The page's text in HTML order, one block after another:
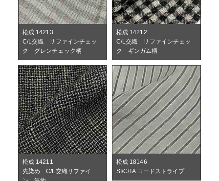
松成 14213
C/L交織 リファインチェッ
ク グレンチェック柄
松成 14212
C/L交織 リファインチェッ
ク ギンガム柄
松成 14211
先染め C/L交織リファイ
松成 18146
SI/C/TA コードストライプ